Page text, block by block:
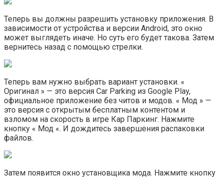
Теперь вы должны разрешить установку приложения. В
зависимости от устройства и версии Android, это окно
может выглядеть иначе. Но суть его будет такова. Затем
вернитесь назад с помощью стрелки.
Теперь вам нужно выбрать вариант установки. «
Оригинал » — это версия Car Parking из Google Play,
официальное приложение без читов и модов. « Мод » —
это версия с открытым бесплатным контентом и
взломом на скорость в игре Кар Паркинг. Нажмите
кнопку « Мод «. И дождитесь завершения распаковки
файлов.
Затем появится окно установщика мода. Нажмите кнопку